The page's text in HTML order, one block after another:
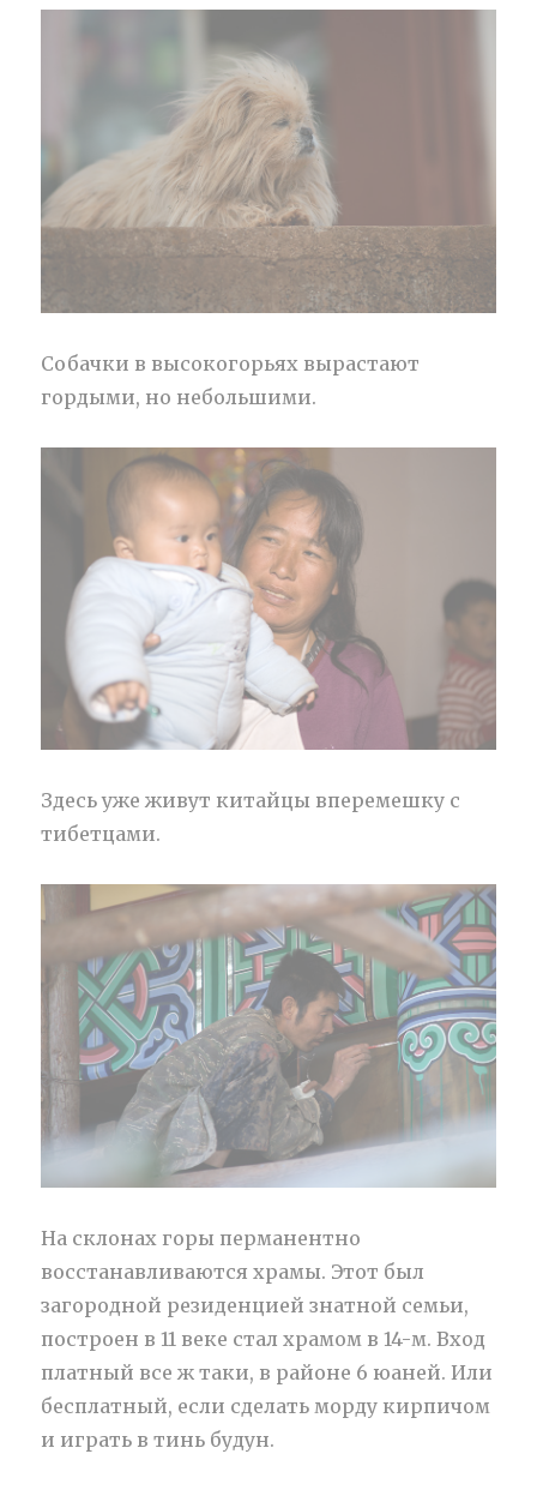
Собачки в высокогорьях вырастают
гордыми, но небольшими.
Здесь уже живут китайцы вперемешку с
тибетцами.
На склонах горы перманентно
восстанавливаются храмы. Этот был
загородной резиденцией знатной семьи,
построен в 11 веке стал храмом в 14-м. Вход
платный все ж таки, в районе 6 юаней. Или
бесплатный, если сделать морду кирпичом
и играть в тинь будун.